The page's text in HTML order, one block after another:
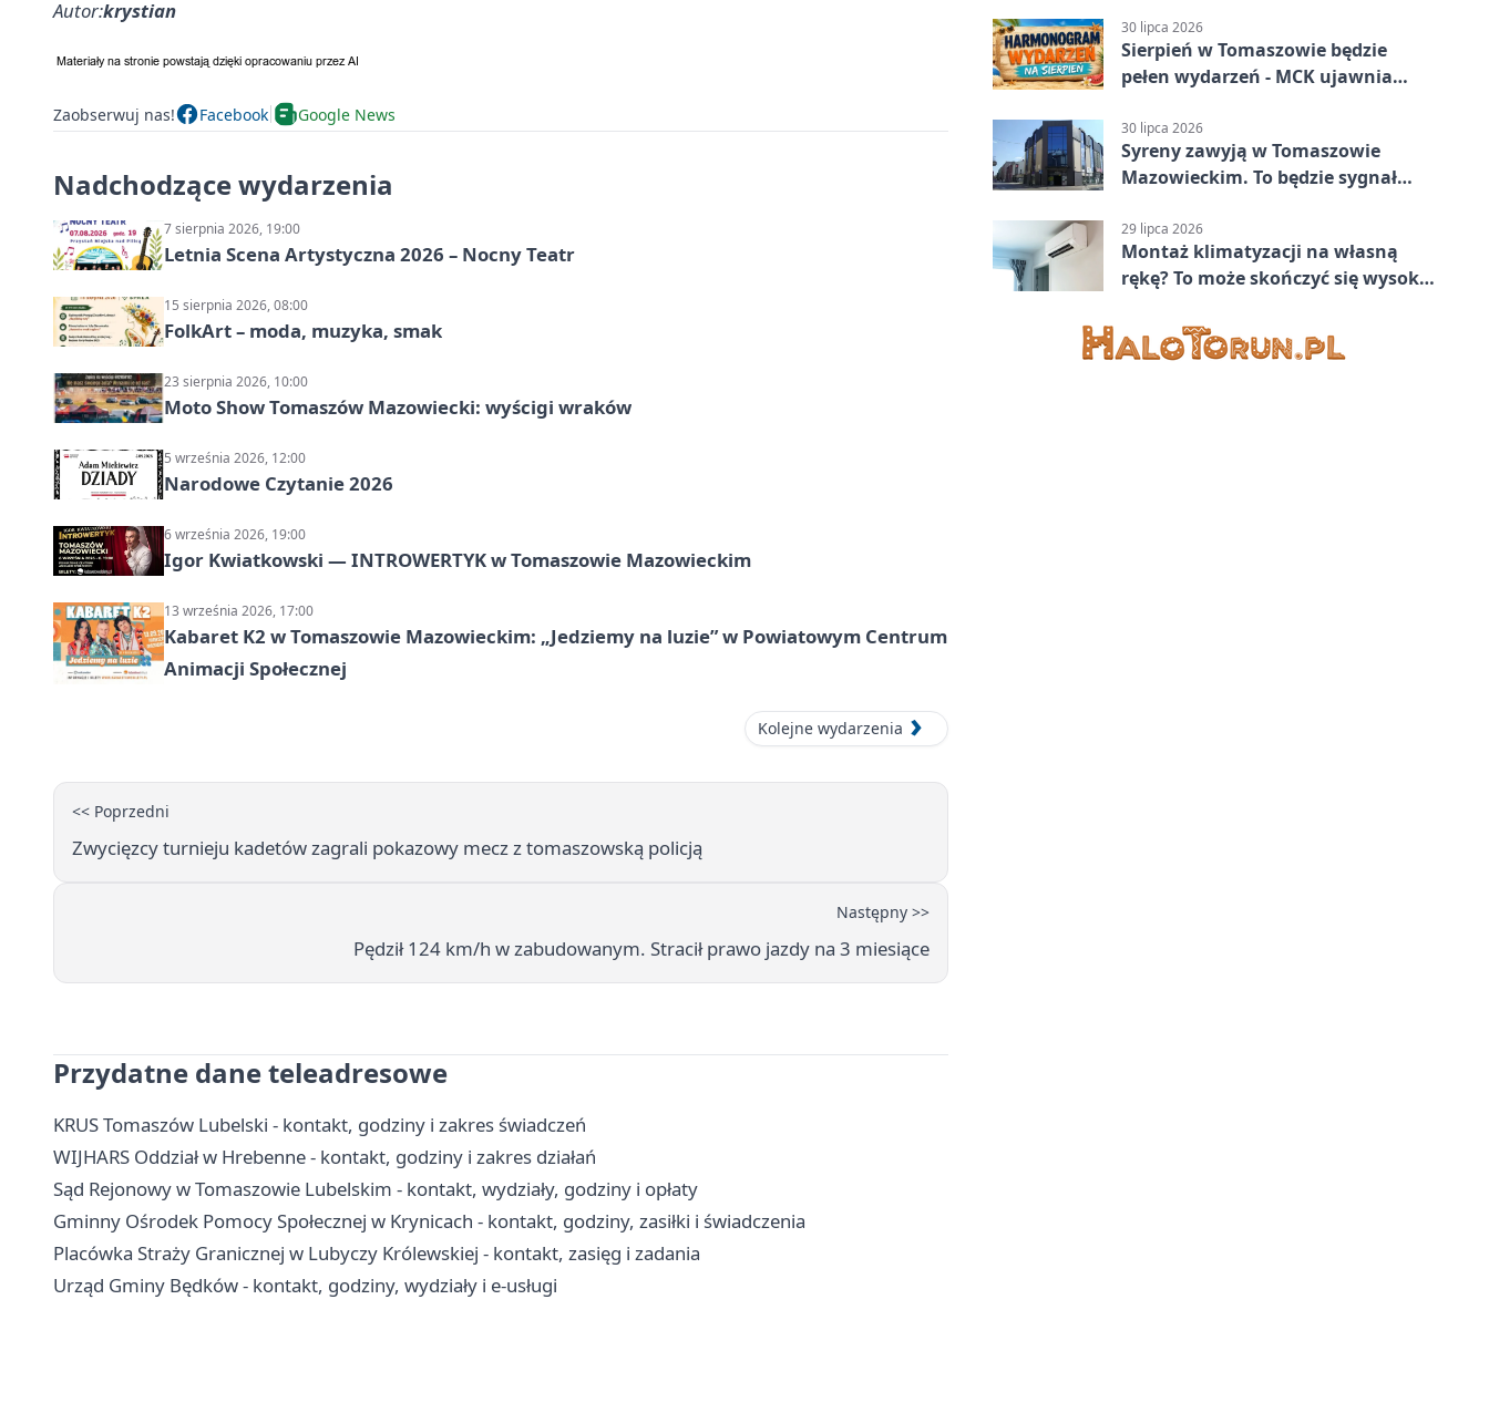
Autor:krystian
Zaobserwuj nas! Facebook Google News
Nadchodzące wydarzenia
7 sierpnia 2026, 19:00
Letnia Scena Artystyczna 2026 – Nocny Teatr
15 sierpnia 2026, 08:00
FolkArt – moda, muzyka, smak
23 sierpnia 2026, 10:00
Moto Show Tomaszów Mazowiecki: wyścigi wraków
5 września 2026, 12:00
Narodowe Czytanie 2026
6 września 2026, 19:00
Igor Kwiatkowski — INTROWERTYK w Tomaszowie Mazowieckim
13 września 2026, 17:00
Kabaret K2 w Tomaszowie Mazowieckim: „Jedziemy na luzie” w Powiatowym Centrum
Animacji Społecznej
Kolejne wydarzenia
<< Poprzedni
Zwycięzcy turnieju kadetów zagrali pokazowy mecz z tomaszowską policją
Następny >>
Pędził 124 km/h w zabudowanym. Stracił prawo jazdy na 3 miesiące
Przydatne dane teleadresowe
KRUS Tomaszów Lubelski - kontakt, godziny i zakres świadczeń
WIJHARS Oddział w Hrebenne - kontakt, godziny i zakres działań
Sąd Rejonowy w Tomaszowie Lubelskim - kontakt, wydziały, godziny i opłaty
Gminny Ośrodek Pomocy Społecznej w Krynicach - kontakt, godziny, zasiłki i świadczenia
Placówka Straży Granicznej w Lubyczy Królewskiej - kontakt, zasięg i zadania
Urząd Gminy Będków - kontakt, godziny, wydziały i e-usługi
30 lipca 2026
Sierpień w Tomaszowie będzie
pełen wydarzeń - MCK ujawnia
30 lipca 2026
Syreny zawyją w Tomaszowie
Mazowieckim. To będzie sygnał
29 lipca 2026
Montaż klimatyzacji na własną
rękę? To może skończyć się wysoką